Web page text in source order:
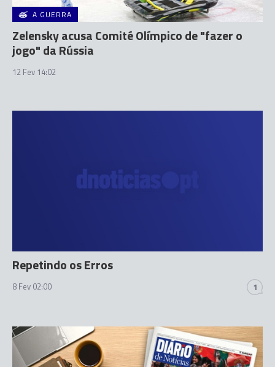
A GUERRA
Zelensky acusa Comité Olímpico de "fazer o
jogo" da Rússia
12 Fev 14:02
Repetindo os Erros
8 Fev 02:00 1